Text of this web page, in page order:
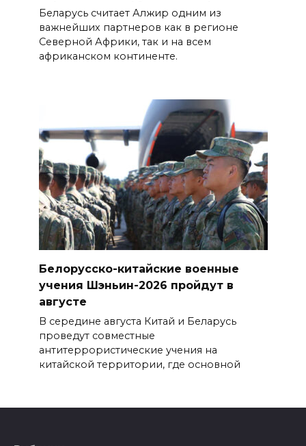
Беларусь считает Алжир одним из
важнейших партнеров как в регионе
Северной Африки, так и на всем
африканском континенте.
Белорусско-китайские военные
учения Шэньин-2026 пройдут в
августе
В середине августа Китай и Беларусь
проведут совместные
антитеррористические учения на
китайской территории, где основной